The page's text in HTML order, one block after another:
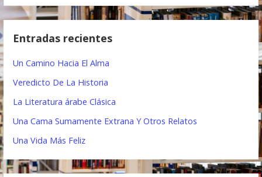
g
n
d
e
s
Entradas recientes
Un Camino Hacia El Alma
Veredicto De La Historia
La Literatura árabe Clásica
Una Cama Sumamente Extrana Y Otros Relatos
Una Vida Más Feliz